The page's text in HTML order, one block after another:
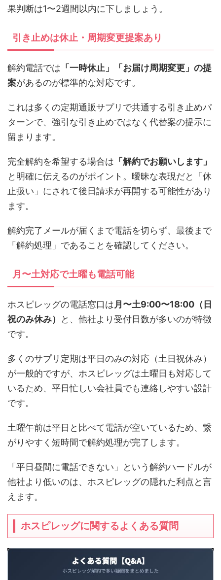
果判断は1〜2週間以内に下しましょう。
引き止めは休止・周期変更提案あり
解約電話では 「一時休止」「お届け周期変更」の提
案があるのが標準的な対応です。
これは多くの定期通販サプリで共通する引き止めパ
ターンで、強引な引き止めではなく代替案の提示に
留まります。
完全解約を希望する場合は 「解約でお願いします」
と明確に伝えるのがポイント。曖昧な表現だと「休
止扱い」にされて後日請求が再開する可能性があり
ます。
解約完了メールが届くまで電話を切らず、最後まで
「解約処理」であることを確認してください。
月〜土対応で土曜も電話可能
ホスピレッグの電話窓口は月〜土9:00〜18:00（日
祝のみ休み）
と、他社より受付日数が多いのが特徴
です。
多くのサプリ定期は平日のみの対応（土日祝休み）
が一般的ですが、ホスピレッグは土曜日も対応して
いるため、平日忙しい会社員でも連絡しやすい設計
です。
土曜午前は平日と比べて電話が空いているため、繋
がりやすく短時間で解約処理が完了します。
「平日昼間に電話できない」という解約ハードルが
他社より低いのは、ホスピレッグの隠れた利点と言
えます。
ホスピレッグに関するよくある質問